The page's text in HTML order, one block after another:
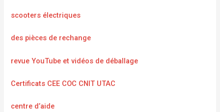
scooters électriques
des pièces de rechange
revue YouTube et vidéos de déballage
Certificats CEE COC CNIT UTAC
centre d’aide